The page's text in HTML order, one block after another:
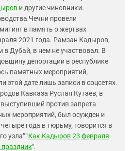
и другие чиновники.
Чечни провели
в память о жертвах
2021 года. Рамзан Кадыров,
Дубай, в нем не участвовал. В
депортации в республике
памятных мероприятий,
этой дате лишь записи в соцсетях.
Кавказа Руслан Кутаев, в
против запрета
мероприятий, был осужден и
года в тюрьму, говорится в
узла" "Как Кадыров 23 февраля
".